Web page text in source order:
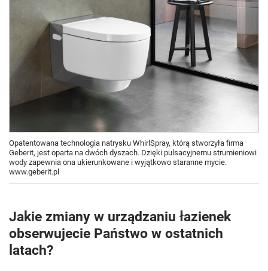
Opatentowana technologia natrysku WhirlSpray, którą stworzyła firma
Geberit, jest oparta na dwóch dyszach. Dzięki pulsacyjnemu strumieniowi
wody zapewnia ona ukierunkowane i wyjątkowo staranne mycie.
www.geberit.pl
Jakie zmiany w urządzaniu łazienek
obserwujecie Państwo w ostatnich
latach?